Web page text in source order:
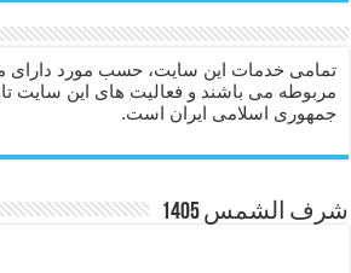
تمامی خدمات این سایت، حسب مورد دارای
مربوطه می باشند و فعالیت های این سایت
جمهوری اسلامی ایران است.
شرف الشمس 1405